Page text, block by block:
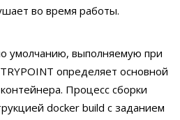
во время работы.
умолчанию, выполняемую при
определяет основной
Процесс сборки
docker build с заданием